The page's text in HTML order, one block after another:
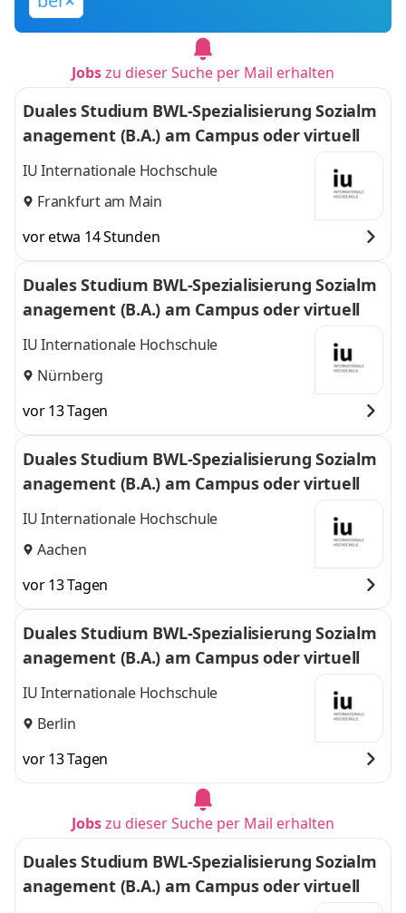
Jobszu dieser Suche per Mail erhalten
Duales Studium BWL-Spezialisierung Sozialm
anagement (B.A.) am Campus oder virtuell
IU Internationale Hochschule
Frankfurt am Main
vor etwa 14 Stunden
Duales Studium BWL-Spezialisierung Sozialm
anagement (B.A.) am Campus oder virtuell
IU Internationale Hochschule
Nürnberg
vor 13 Tagen
Duales Studium BWL-Spezialisierung Sozialm
anagement (B.A.) am Campus oder virtuell
IU Internationale Hochschule
Aachen
vor 13 Tagen
Duales Studium BWL-Spezialisierung Sozialm
anagement (B.A.) am Campus oder virtuell
IU Internationale Hochschule
Berlin
vor 13 Tagen
Jobszu dieser Suche per Mail erhalten
Duales Studium BWL-Spezialisierung Sozialm
anagement (B.A.) am Campus oder virtuell